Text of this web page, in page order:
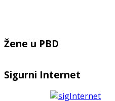
Žene u PBD
Sigurni Internet